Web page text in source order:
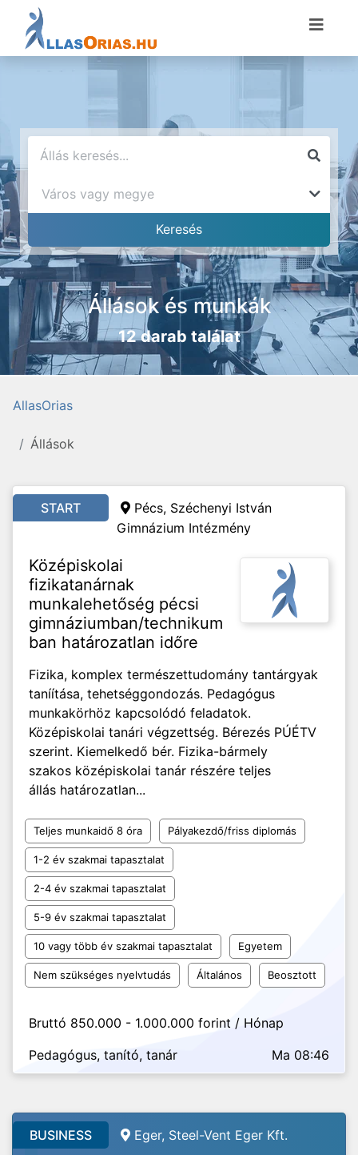
Állások és munkák
12 darab találat
AllasOrias
Állások
START
Pécs, Széchenyi István
Gimnázium Intézmény
Középiskolai
fizikatanárnak
munkalehetőség pécsi
gimnáziumban/technikum
ban határozatlan időre
Fizika, komplex természettudomány tantárgyak
taníítása, tehetséggondozás. Pedagógus
munkakörhöz kapcsolódó feladatok.
Középiskolai tanári végzettség. Bérezés PÚÉTV
szerint. Kiemelkedő bér. Fizika-bármely
szakos középiskolai tanár részére teljes
állás határozatlan...
Teljes munkaidő 8 óra Pályakezdő/friss diplomás
1-2 év szakmai tapasztalat
2-4 év szakmai tapasztalat
5-9 év szakmai tapasztalat
10 vagy több év szakmai tapasztalat Egyetem
Nem szükséges nyelvtudás Általános Beosztott
Bruttó 850.000 - 1.000.000 forint / Hónap
Pedagógus, tanító, tanár
Ma 08:46
BUSINESS Eger, Steel-Vent Eger Kft.